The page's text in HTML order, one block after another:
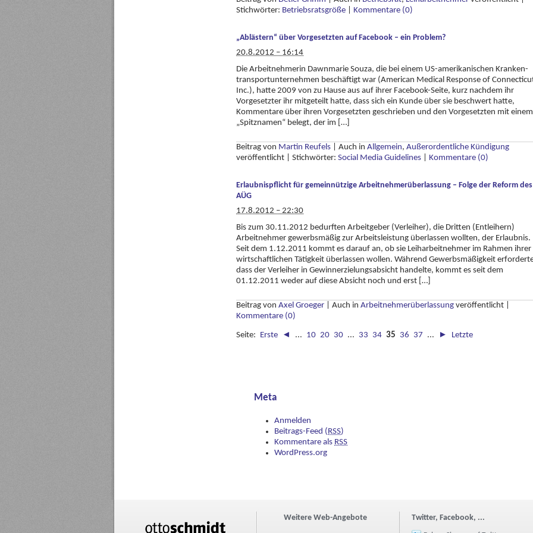
Stichwörter: Betriebsratsgröße Kommentare (0)
„Ablästern“ über Vorgesetzten auf Facebook – ein Problem?
20.8.2012 – 16:14
Die Arbeitnehmerin Dawnmarie Souza, die bei einem US-amerikanischen Kranken­
trans­portunternehmen beschäftigt war (American Medical Response of
Inc.), hatte 2009 von zu Hause aus auf ihrer Facebook-Seite, kurz nachdem ihr
Vorgesetzter ihr mitgeteilt hatte, dass sich ein Kunde über sie beschwert hatte,
Kommentare über ihren Vorgesetzten geschrieben und den Vorgesetzten mit einem
„Spitznamen“ belegt, der im […]
Beitrag von Martin Reufels Auch in Allgemein, Außerordentliche Kündigung
veröffentlicht
Stichwörter: Social Media Guidelines Kommentare (0)
Erlaubnispflicht für gemeinnützige Arbeitnehmerüberlassung – Folge der Reform des
AÜG
17.8.2012 – 22:30
Bis zum 30.11.2012 bedurften Arbeitgeber (Verleiher), die Dritten (Entleihern)
Arbeitnehmer gewerbsmäßig zur Arbeitsleistung überlassen wollten, der Erlaubnis.
Seit dem 1.12.2011 kommt es darauf an, ob sie Leiharbeitnehmer im Rahmen ihrer
wirtschaftlichen Tätigkeit überlassen wollen. Während Gewerbsmäßigkeit
dass der Verleiher in Gewinnerzielungsabsicht handelte, kommt es seit dem
01.12.2011 weder auf diese Absicht noch und erst […]
Beitrag von Axel Groeger Auch in Arbeitnehmerüberlassung veröffentlicht
Kommentare (0)
Seite: Erste ◄ ... 10 20 30 ... 33 34 35 36 37 ... ► Letzte
Meta
Anmelden
Beitrags-Feed (RSS)
Kommentare als RSS
WordPress.org
Weitere Web-Angebote Twitter, Facebook, ...